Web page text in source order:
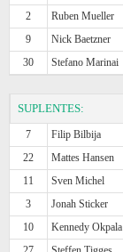
2
Ruben Mueller
9
Nick Baetzner
30
Stefano Marinai
SUPLENTES:
7 Filip Bilbija
22
Mattes Hansen
11
Sven Michel
3
Jonah Sticker
10
Kennedy Okpala